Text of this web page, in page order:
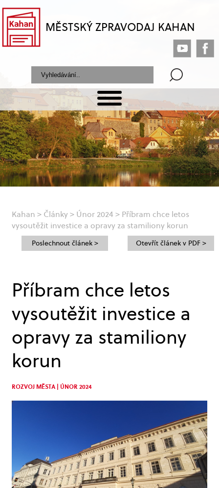
MĚSTSKÝ ZPRAVODAJ KAHAN
Kahan > Články> Únor 2024 > Příbram chce letos
vysoutěžit investice a opravy za stamiliony korun
Příbram chce letos
vysoutěžit investice a
opravy za stamiliony
korun
ROZVOJ MĚSTA | ÚNOR 2024
Poslechnout článek > Otevřít článek v PDF >